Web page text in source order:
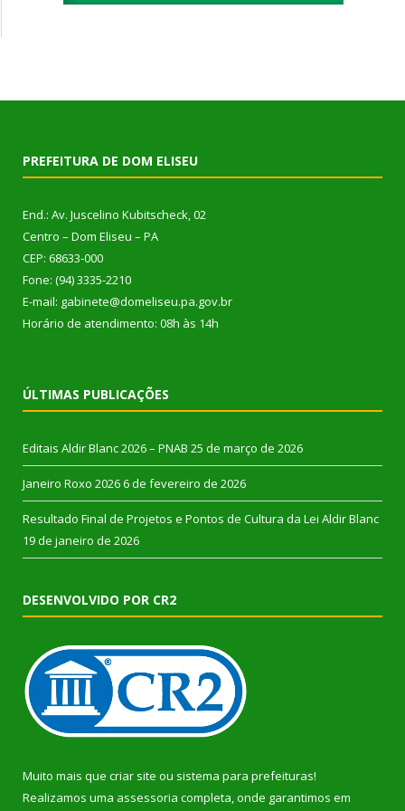
PREFEITURA DE DOM ELISEU
End.: Av. Juscelino Kubitscheck, 02
Centro – Dom Eliseu – PA
CEP: 68633-000
Fone: (94) 3335-2210
E-mail: gabinete@domeliseu.pa.gov.br
Horário de atendimento: 08h às 14h
ÚLTIMAS PUBLICAÇÕES
Editais Aldir Blanc 2026 – PNAB 25 de março de 2026
Janeiro Roxo 2026 6 de fevereiro de 2026
Resultado Final de Projetos e Pontos de Cultura da Lei Aldir Blanc
19 de janeiro de 2026
DESENVOLVIDO POR CR2
Muito mais que criar site ou sistema para prefeituras!
Realizamos uma assessoria completa, onde garantimos em